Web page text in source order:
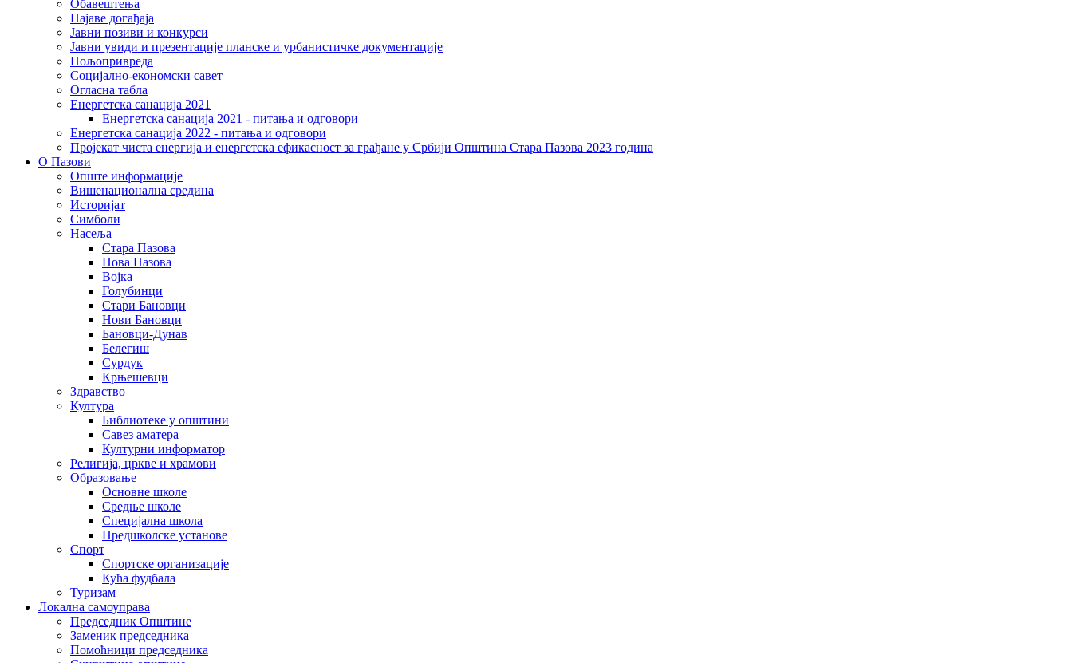
Обавештења
Најаве догађаја
Јавни позиви и конкурси
Јавни увиди и презентације планске и урбанистичке документације
Пољопривреда
Социјално-економски сaвет
Огласна табла
Енергетска санација 2021
Енергетска санација 2021 - питања и одговори
Енергетска санација 2022 - питања и одговори
Пројекат чиста енергија и енергетска ефикасност за грађане у Србији Општина Стара Пазова 2023 година
О Пазови
Опште информације
Вишенационална средина
Историјат
Симболи
Насеља
Стара Пазова
Нова Пазова
Војка
Голубинци
Стари Бановци
Нови Бановци
Бановци-Дунав
Белегиш
Сурдук
Крњешевци
Здравство
Култура
Библиотеке у општини
Савез аматера
Културни информатор
Религија, цркве и храмови
Образовање
Основне школе
Средње школе
Специјална школа
Предшколске установе
Спорт
Спортске организације
Кућа фудбала
Туризам
Локална самоуправа
Председник Општине
Заменик председника
Помоћници председника